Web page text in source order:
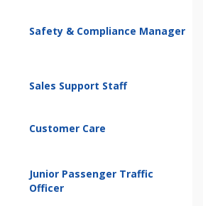
Safety & Compliance Manager
Sales Support Staff
Customer Care
Junior Passenger Traffic
Officer